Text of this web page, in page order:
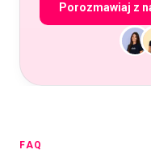
Porozmawiaj z
FAQ